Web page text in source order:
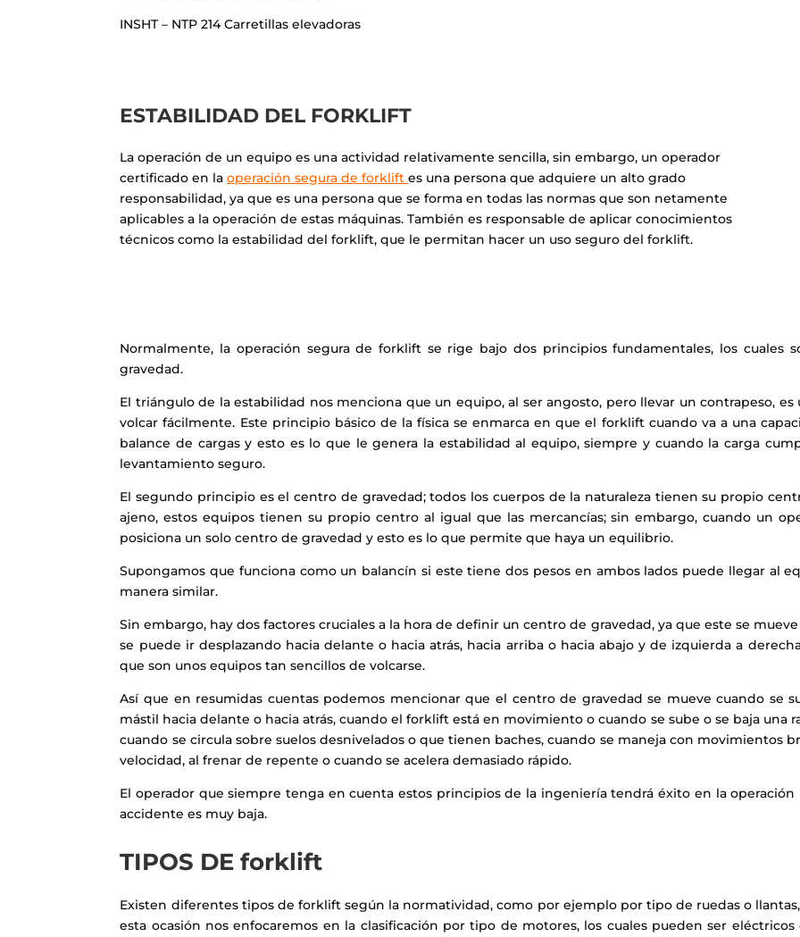
INSHT – NTP 214 Carretillas elevadoras
ESTABILIDAD DEL FORKLIFT
La operación de un equipo es una actividad relativamente sencilla, sin embargo, un operador
certificado en laoperación segura de forkliftes una persona que adquiere un alto grado
responsabilidad, ya que es una persona que se forma en todas las normas que son netamente
aplicables a la operación de estas máquinas. También es responsable de aplicar conocimientos
técnicos como la estabilidad del forklift, que le permitan hacer un uso seguro del forklift.
Normalmente, la operación segura de forklift se rige bajo dos principios fundamentales, los cuales
gravedad.
El triángulo de la estabilidad nos menciona que un equipo, al ser angosto, pero llevar un contrapeso,
volcar fácilmente. Este principio básico de la física se enmarca en que el forklift cuando va a una
balance de cargas y esto es lo que le genera la estabilidad al equipo, siempre y cuando la carga
levantamiento seguro.
El segundo principio es el centro de gravedad; todos los cuerpos de la naturaleza tienen su propio
ajeno, estos equipos tienen su propio centro al igual que las mercancías; sin embargo, cuando un
posiciona un solo centro de gravedad y esto es lo que permite que haya un equilibrio.
Supongamos que funciona como un balancín si este tiene dos pesos en ambos lados puede llegar al
manera similar.
Sin embargo, hay dos factores cruciales a la hora de definir un centro de gravedad, ya que este se
se puede ir desplazando hacia delante o hacia atrás, hacia arriba o hacia abajo y de izquierda a
que son unos equipos tan sencillos de volcarse.
Así que en resumidas cuentas podemos mencionar que el centro de gravedad se mueve cuando se
mástil hacia delante o hacia atrás, cuando el forklift está en movimiento o cuando se sube o se baja una
cuando se circula sobre suelos desnivelados o que tienen baches, cuando se maneja con movimientos
velocidad, al frenar de repente o cuando se acelera demasiado rápido.
El operador que siempre tenga en cuenta estos principios de la ingeniería tendrá éxito en la
accidente es muy baja.
TIPOS DE forklift
Existen diferentes tipos de forklift según la normatividad, como por ejemplo por tipo de ruedas o
esta ocasión nos enfocaremos en la clasificación por tipo de motores, los cuales pueden ser